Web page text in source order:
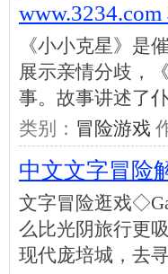
《小小克星》是
展示亲情分歧，
事。故事讲述了
类别： 冒险游戏
中文文字冒险
文字冒险逛戏
么比光阴旅行更
现代庞培城，去